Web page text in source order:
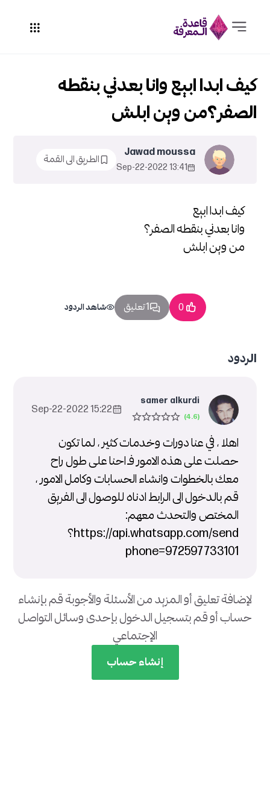
كيف ابدا ابيع
وانا بعدني بنقطه الصفر؟
من وين ابلش
كيف ابدا ابيع وانا بعدني بنقطه
الصفر؟من وين ابلش
Jawad moussa
13:41 2022-Sep-22
الطريق الى القمة
0 1 تعليق شاهد الردود
الردود
samer alkurdi
15:22 2022-Sep-22
اهلا ، في عنا دورات وخدمات كثير ، لما تكون
حصلت على هذه الامور فــ احنا على طول راح
معك بالخطوات وانشاء الحسابات وكامل الامور ،
قم بالدخول الى الرابط ادناه للوصول الى الفريق
المختص والتحدث معهم:
https://api.whatsapp.com/send؟
phone=972597733101
لإضافة تعليق أو المزيد من الأسئلة والأجوبة قم بإنشاء
حساب أو قم بتسجيل الدخول بإحدى وسائل التواصل
الإجتماعي
إنشاء حساب